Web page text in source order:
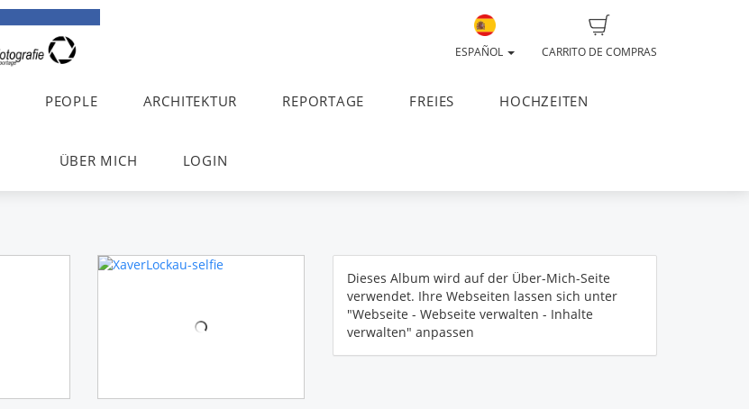
CARRITO DE COMPRAS
ESPAÑOL
PEOPLE ARCHITEKTUR REPORTAGE FREIES HOCHZEITEN
ÜBER MICH LOGIN
Dieses Album wird auf der Über-Mich-Seite
verwendet. Ihre Webseiten lassen sich unter
"Webseite - Webseite verwalten - Inhalte
verwalten" anpassen